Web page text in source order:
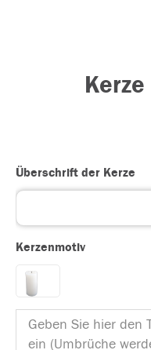
Überschrift der Kerze
Kerzenmotiv